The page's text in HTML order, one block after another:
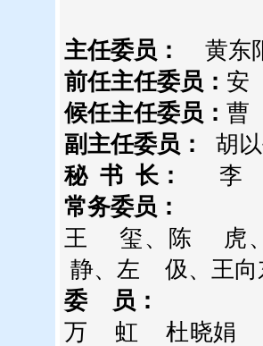
主任委员：
黄东
前任主任委员：
候任主任委员： 曹
副主任委员： 胡
秘 书 长： 李
常务委员：
王
玺、陈
虎
静、左 伋、王向
委 员：
万
虹 杜晓娟